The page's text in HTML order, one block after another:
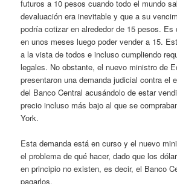
futuros a 10 pesos cuando todo el mundo
devaluación era inevitable y que a su
podría cotizar en alrededor de 15 pesos. Es
en unos meses luego poder vender a 15.
a la vista de todos e incluso cumpliendo
legales. No obstante, el nuevo ministro de
presentaron una demanda judicial contra el
del Banco Central acusándolo de estar
precio incluso más bajo al que se
York.
Esta demanda está en curso y el nuevo
el problema de qué hacer, dado que los
en principio no existen, es decir, el Banco
pagarlos.